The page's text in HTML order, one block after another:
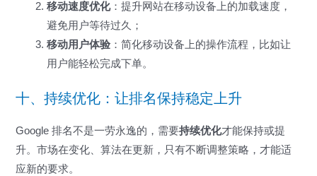
移动速度优化：提升网站在移动设备上的加载速度，
避免用户等待过久；
移动用户体验 ：简化移动设备上的操作流程，比如让
用户能轻松完成下单。
十、持续优化：让排名保持稳定上升
Google 排名不是一劳永逸的，需要持续优化才能保持或提
升。市场在变化、算法在更新，只有不断调整策略，才能适
应新的要求。